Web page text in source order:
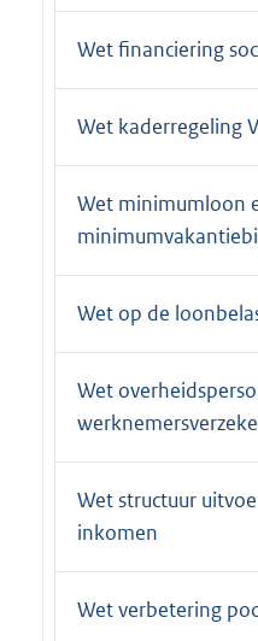
Wet financiering
Wet kaderregeling
Wet minimumloon
Wet op de
Wet
Wet structuur
inkomen
Wet verbetering